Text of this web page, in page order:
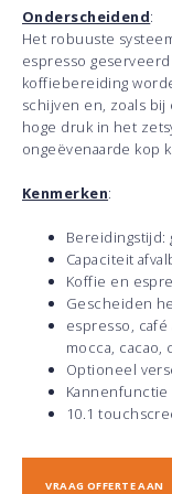
Onderscheidend:
Het robuuste
espresso
koffiebereiding
schijven en, zoals
hoge druk in het
ongeëvenaarde kop
Kenmerken:
Bereidingstijd:
Capaciteit
Koffie en
Gescheiden
espresso,
mocca, cacao,
Optioneel
Kannenfunctie
10.1
VRAAG OFFERTE AAN